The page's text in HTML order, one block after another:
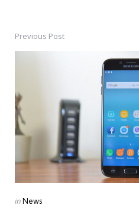
PostPrevious Post
Posted
inNews